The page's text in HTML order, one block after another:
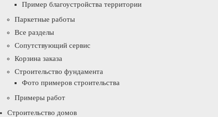
Пример благоустройства территории
Паркетные работы
Все разделы
Сопутствующий сервис
Корзина заказа
Строительство фундамента
Фото примеров строительства
Примеры работ
Строительство домов